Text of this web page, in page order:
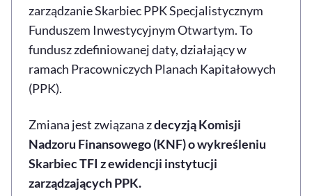
Sprawdź, jak i dlaczego zwiększamy dostępność , otwiera się w nowym
, otwiera się w
zarządzanie Skarbiec PPK Specjalistycznym
Funduszem Inwestycyjnym Otwartym. To
fundusz zdefiniowanej daty, działający w
ramach Pracowniczych Planach Kapitałowych
(PPK).
Zmiana jest związana zdecyzją Komisji
Nadzoru Finansowego (KNF) o wykreśleniu
Skarbiec TFI z ewidencji instytucji
zarządzających PPK.